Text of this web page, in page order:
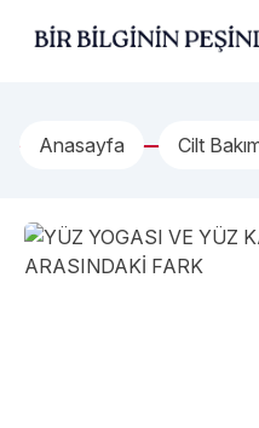
Bir Bilginin Peşinde!
Anasayfa Cilt